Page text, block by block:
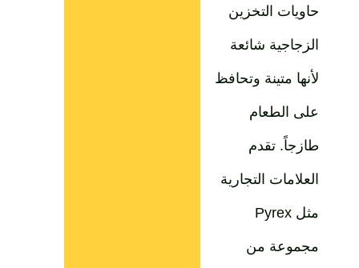
حاويات التخزين
الزجاجية شائعة
لأنها متينة وتحافظ
على الطعام
طازجاً. تقدم
العلامات التجارية
مثل Pyrex
مجموعة من